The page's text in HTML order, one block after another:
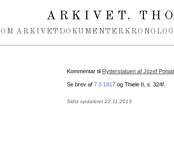
ARKIVET,
OM ARKIVET DOKUMENTER
Kommentar til Rytterstatuen af Józef
Se brev af 7.3.1817 og Thiele II, s. 324f.
Sidst opdateret 22.11.2013